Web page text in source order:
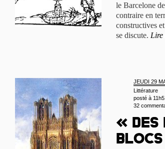
le Barcelone
contraire en
constructives
se discute. Lire
JEUDI 29
Littérature
posté à
32
«
blocs